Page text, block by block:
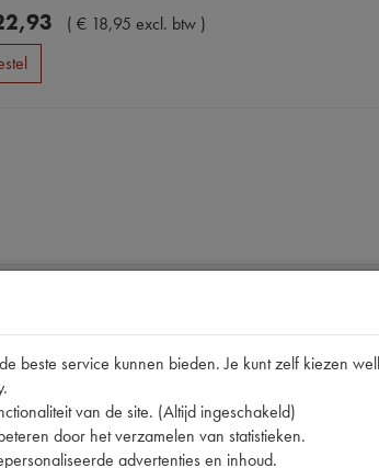
,93 (€ 18,95 excl. btw )
beste service kunnen bieden. Je kunt zelf kiezen
van de site. (Altijd ingeschakeld)
door het verzamelen van statistieken.
advertenties en inhoud.